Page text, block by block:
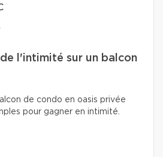
l'intimité sur un balcon
de condo en oasis privée
pour gagner en intimité.